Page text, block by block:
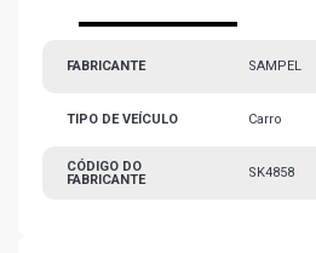
FABRICANTE SAMPEL
TIPO DE VEÍCULO Carro
CÓDIGO DO
FABRICANTE
SK4858